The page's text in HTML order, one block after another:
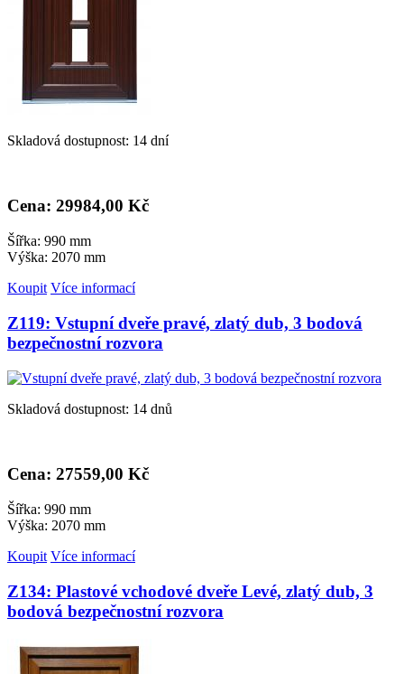
Skladová dostupnost: 14 dní
Cena: 29984,00 Kč
Šířka: 990 mm
Výška: 2070 mm
Koupit Více informací
Z119: Vstupní dveře pravé, zlatý dub, 3 bodová
bezpečnostní rozvora
Skladová dostupnost: 14 dnů
Cena: 27559,00 Kč
Šířka: 990 mm
Výška: 2070 mm
Koupit Více informací
Z134: Plastové vchodové dveře Levé, zlatý dub, 3
bodová bezpečnostní rozvora